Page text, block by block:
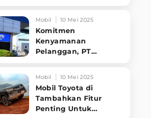
Pengendara
Mobil 10 Mei 2025
Komitmen
Kenyamanan
Pelanggan, PT
Indonesia Perbaharui
Software mobil
Mobil 10 Mei 2025
Mobil Toyota di
Tambahkan Fitur
Penting Untuk